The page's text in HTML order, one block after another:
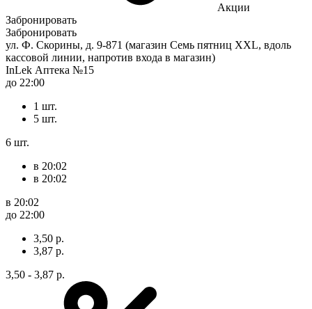
Акции
Забронировать
Забронировать
ул. Ф. Скорины, д. 9-871 (магазин Семь пятниц XXL, вдоль
кассовой линии, напротив входа в магазин)
InLek Аптека №15
до 22:00
1 шт.
5 шт.
6 шт.
в 20:02
в 20:02
в 20:02
до 22:00
3,50 р.
3,87 р.
3,50 - 3,87 р.